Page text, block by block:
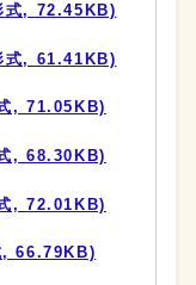
式, 72.45KB)
式, 61.41KB)
, 71.05KB)
, 68.30KB)
, 72.01KB)
, 66.79KB)